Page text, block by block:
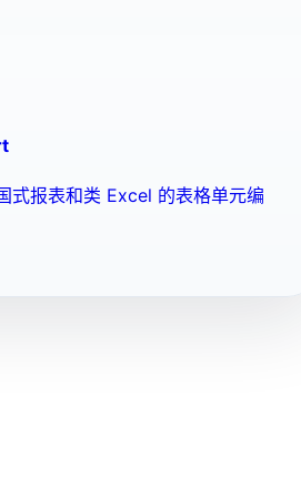
式报表和类 Excel 的表格单元编